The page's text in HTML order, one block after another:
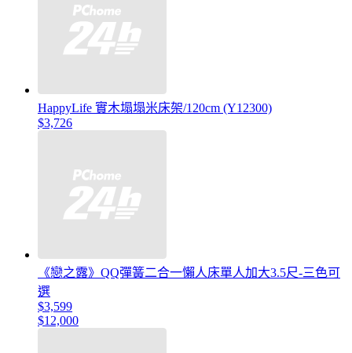
HappyLife 實木塌塌米床架/120cm (Y12300)
$3,726
《戀之露》QQ彈簧二合一懶人床單人加大3.5尺-三色可
選
$3,599
$12,000